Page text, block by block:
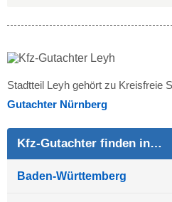
Stadtteil Leyh gehört zu Kreisfreie
Gutachter Nürnberg
Kfz-Gutachter finden in…
Baden-Württemberg